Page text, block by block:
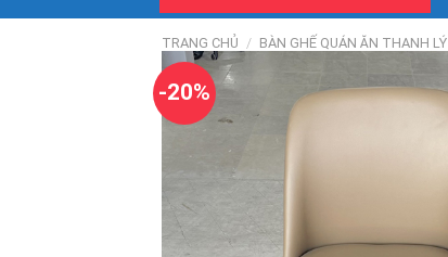
TRANG CHỦ / BÀN GHẾ QUÁN ĂN THANH LÝ
-20%